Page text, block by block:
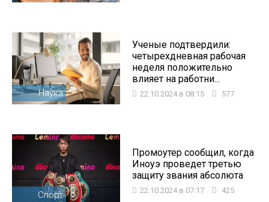
Наука
Ученые подтвердили:
четырехдневная рабочая
неделя положительно
влияет на работни...
22.10.2024 в 08:15 577
Спорт
Промоутер сообщил, когда
Иноуэ проведет третью
защиту звания абсолюта
22.10.2024 в 07:17 425